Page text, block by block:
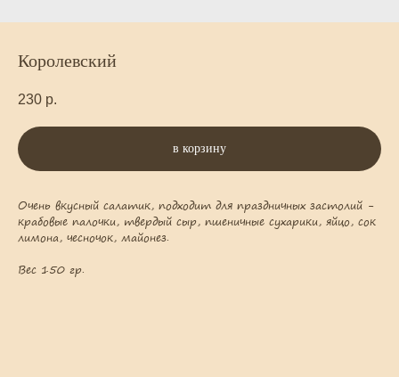
Королевский
230 р.
в корзину
Очень вкусный салатик, подходит для праздничных застолий -
крабовые палочки, твердый сыр, пшеничные сухарики, яйцо, сок
лимона, чесночок, майонез.
Вес 150 гр.